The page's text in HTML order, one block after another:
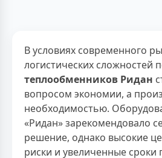
В условиях современного
логистических сложностей
теплообменников Ридан
вопросом экономии, а
необходимостью.
«Ридан» зарекомендовало
решение, однако высокие
риски и увеличенные сроки